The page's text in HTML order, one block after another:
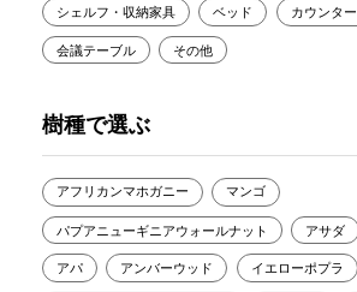
シェルフ・収納家具 ベッド カウンター
会議テーブル その他
樹種で選ぶ
アフリカンマホガニー マンゴ
パプアニューギニアウォールナット アサダ
アパ アンバーウッド イエローポプラ